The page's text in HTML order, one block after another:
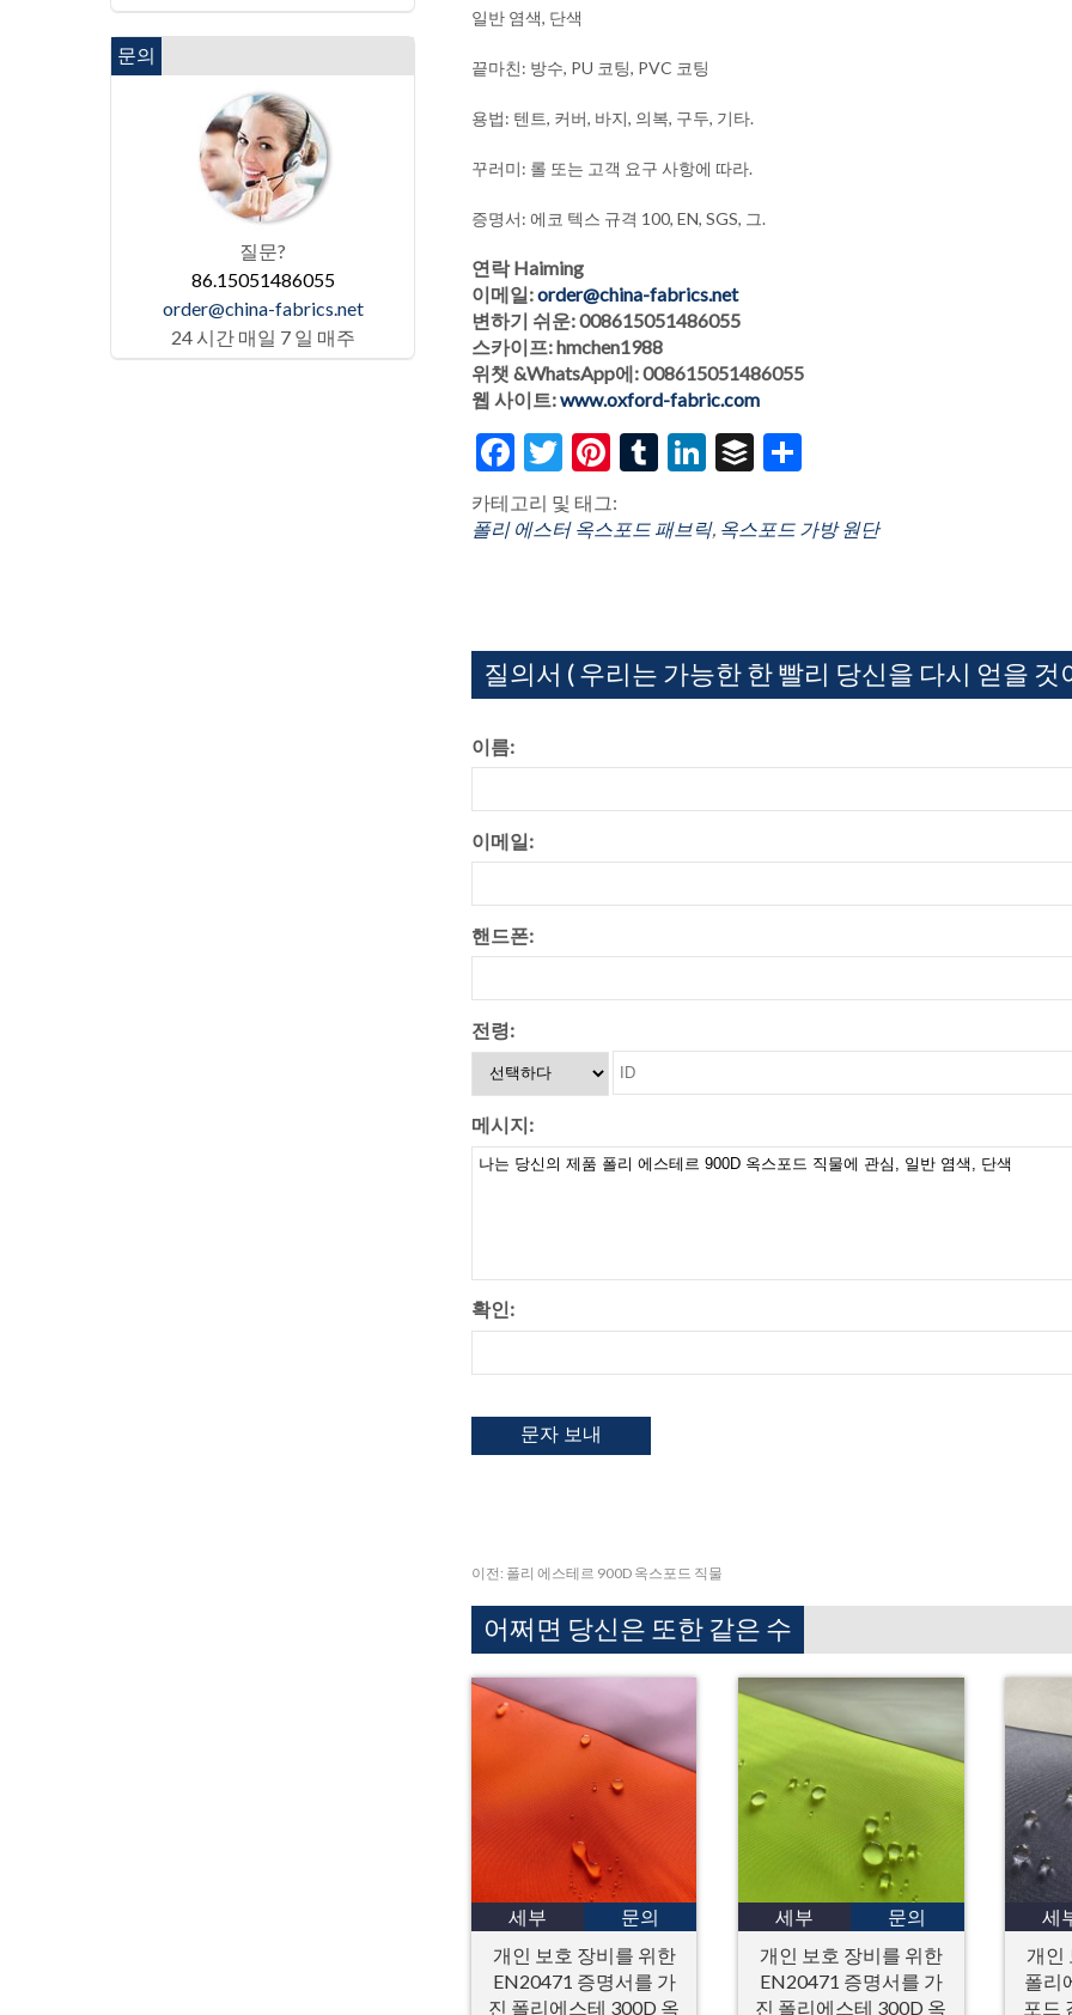
일반 염색, 단색
끝마친: 방수, PU 코팅, PVC 코팅
용법: 텐트, 커버, 바지, 의복, 구두, 기타.
꾸러미: 롤 또는 고객 요구 사항에 따라.
증명서: 에코 텍스 규격 100, EN, SGS, 그.
연락 Haiming
이메일:order@china-fabrics.net
변하기 쉬운: 008615051486055
스카이프: hmchen1988
위챗 &WhatsApp에: 008615051486055
웹 사이트:www.oxford-fabric.com
Facebook
Twitter
Pinterest
Tumblr
LinkedIn
Buffer
Share
카테고리 및 태그:
폴리 에스터 옥스포드 패브릭, 옥스포드 가방 원단
질의서 ( 우리는 가능한 한 빨리 당신을 다시 얻을 것
이름:
이메일:
핸드폰:
전령:
메시지:
확인:
이전: 폴리 에스테르 900D 옥스포드 직물
어쩌면 당신은 또한 같은 수
세부
문의
개인 보호 장비를 위한
EN20471 증명서를 가
진 폴리에스테 300D 옥
세부
문의
개인 보호 장비를 위한
EN20471 증명서를 가
진 폴리에스테 300D 옥
세
개인
폴리
포드
문의
질문?
86.15051486055
order@china-fabrics.net
24 시간 매일 7 일 매주